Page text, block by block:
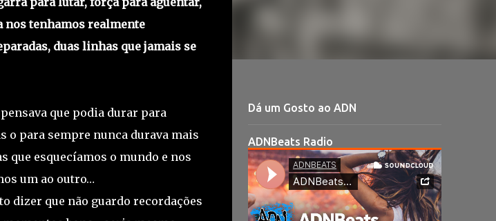
nos tenhamos realmente
duas linhas que jamais se
que podia durar para
o para sempre nunca durava mais
que esquecíamos o mundo e nos
um ao outro…
dizer que não guardo recordações
Dá um Gosto ao ADN
ADNBeats Radio